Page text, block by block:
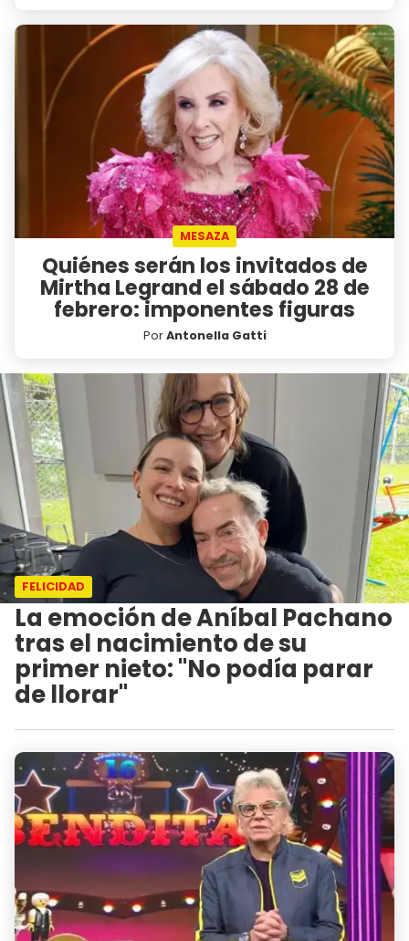
MESAZA
Quiénes serán los invitados de
Mirtha Legrand el sábado 28 de
febrero: imponentes figuras
PorAntonella Gatti
FELICIDAD
La emoción de Aníbal Pachano
tras el nacimiento de su
primer nieto: "No podía parar
de llorar"